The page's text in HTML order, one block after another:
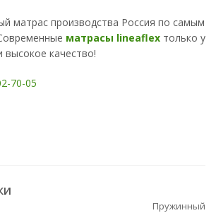
матрас производства Россия по самым
матрасы lineaflex только у
качество!
70-05
Пружинный